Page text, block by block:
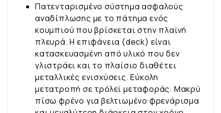
Πατενταρισμένο σύστημα ασφαλούς
αναδίπλωσης με το πάτημα ενός
κουμπιού που βρίσκεται στην πλαϊνή
πλευρά. H επιφάνεια (deck) είναι
κατασκευασμένη από υλικό που δεν
γλιστράει και το πλαίσιο διαθέτει
μεταλλικές ενισχύσεις. Εύκολη
μετατροπή σε τρόλεϊ μεταφοράς. Μακρύ
πίσω φρένο για βελτιωμένο φρενάρισμα